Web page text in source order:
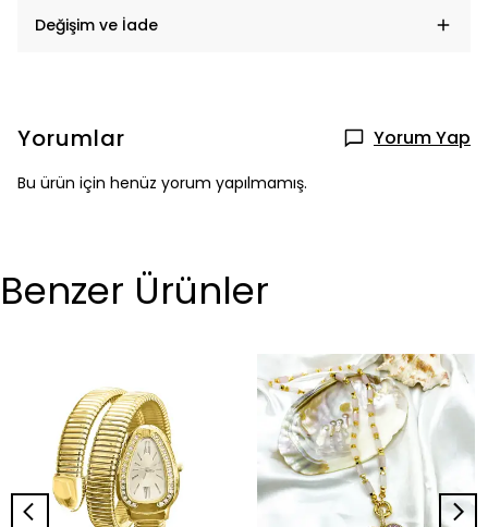
Değişim ve İade
Yorumlar Yorum Yap
Bu ürün için henüz yorum yapılmamış.
Benzer Ürünler